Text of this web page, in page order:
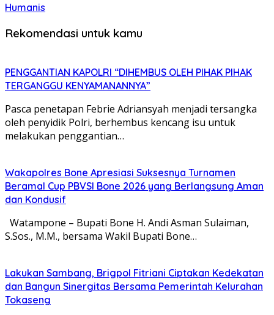
Humanis
Rekomendasi untuk kamu
PENGGANTIAN KAPOLRI “DIHEMBUS OLEH PIHAK PIHAK
TERGANGGU KENYAMANANNYA”
Pasca penetapan Febrie Adriansyah menjadi tersangka
oleh penyidik Polri, berhembus kencang isu untuk
melakukan penggantian…
Wakapolres Bone Apresiasi Suksesnya Turnamen
Beramal Cup PBVSI Bone 2026 yang Berlangsung Aman
dan Kondusif
Watampone – Bupati Bone H. Andi Asman Sulaiman,
S.Sos., M.M., bersama Wakil Bupati Bone…
Lakukan Sambang, Brigpol Fitriani Ciptakan Kedekatan
dan Bangun Sinergitas Bersama Pemerintah Kelurahan
Tokaseng